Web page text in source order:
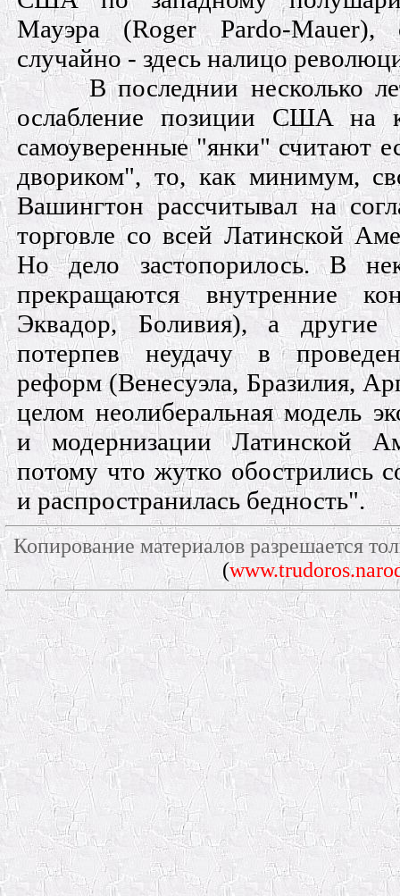
Мауэра (Roger Pardo-Mauer),
случайно - здесь налицо
В последнии несколько
ослабление позиции США на
самоуверенные "янки" считают
двориком", то, как минимум,
Вашингтон рассчитывал на
торговле со всей Латинской
Но дело застопорилось. В
прекращаются внутренние
Эквадор, Боливия), а другие
потерпев неудачу в
реформ (Венесуэла, Бразилия,
целом неолиберальная модель
и модернизации Латинской
потому что жутко обострились
и распространилась бедность".
Копирование материалов разрешается
(